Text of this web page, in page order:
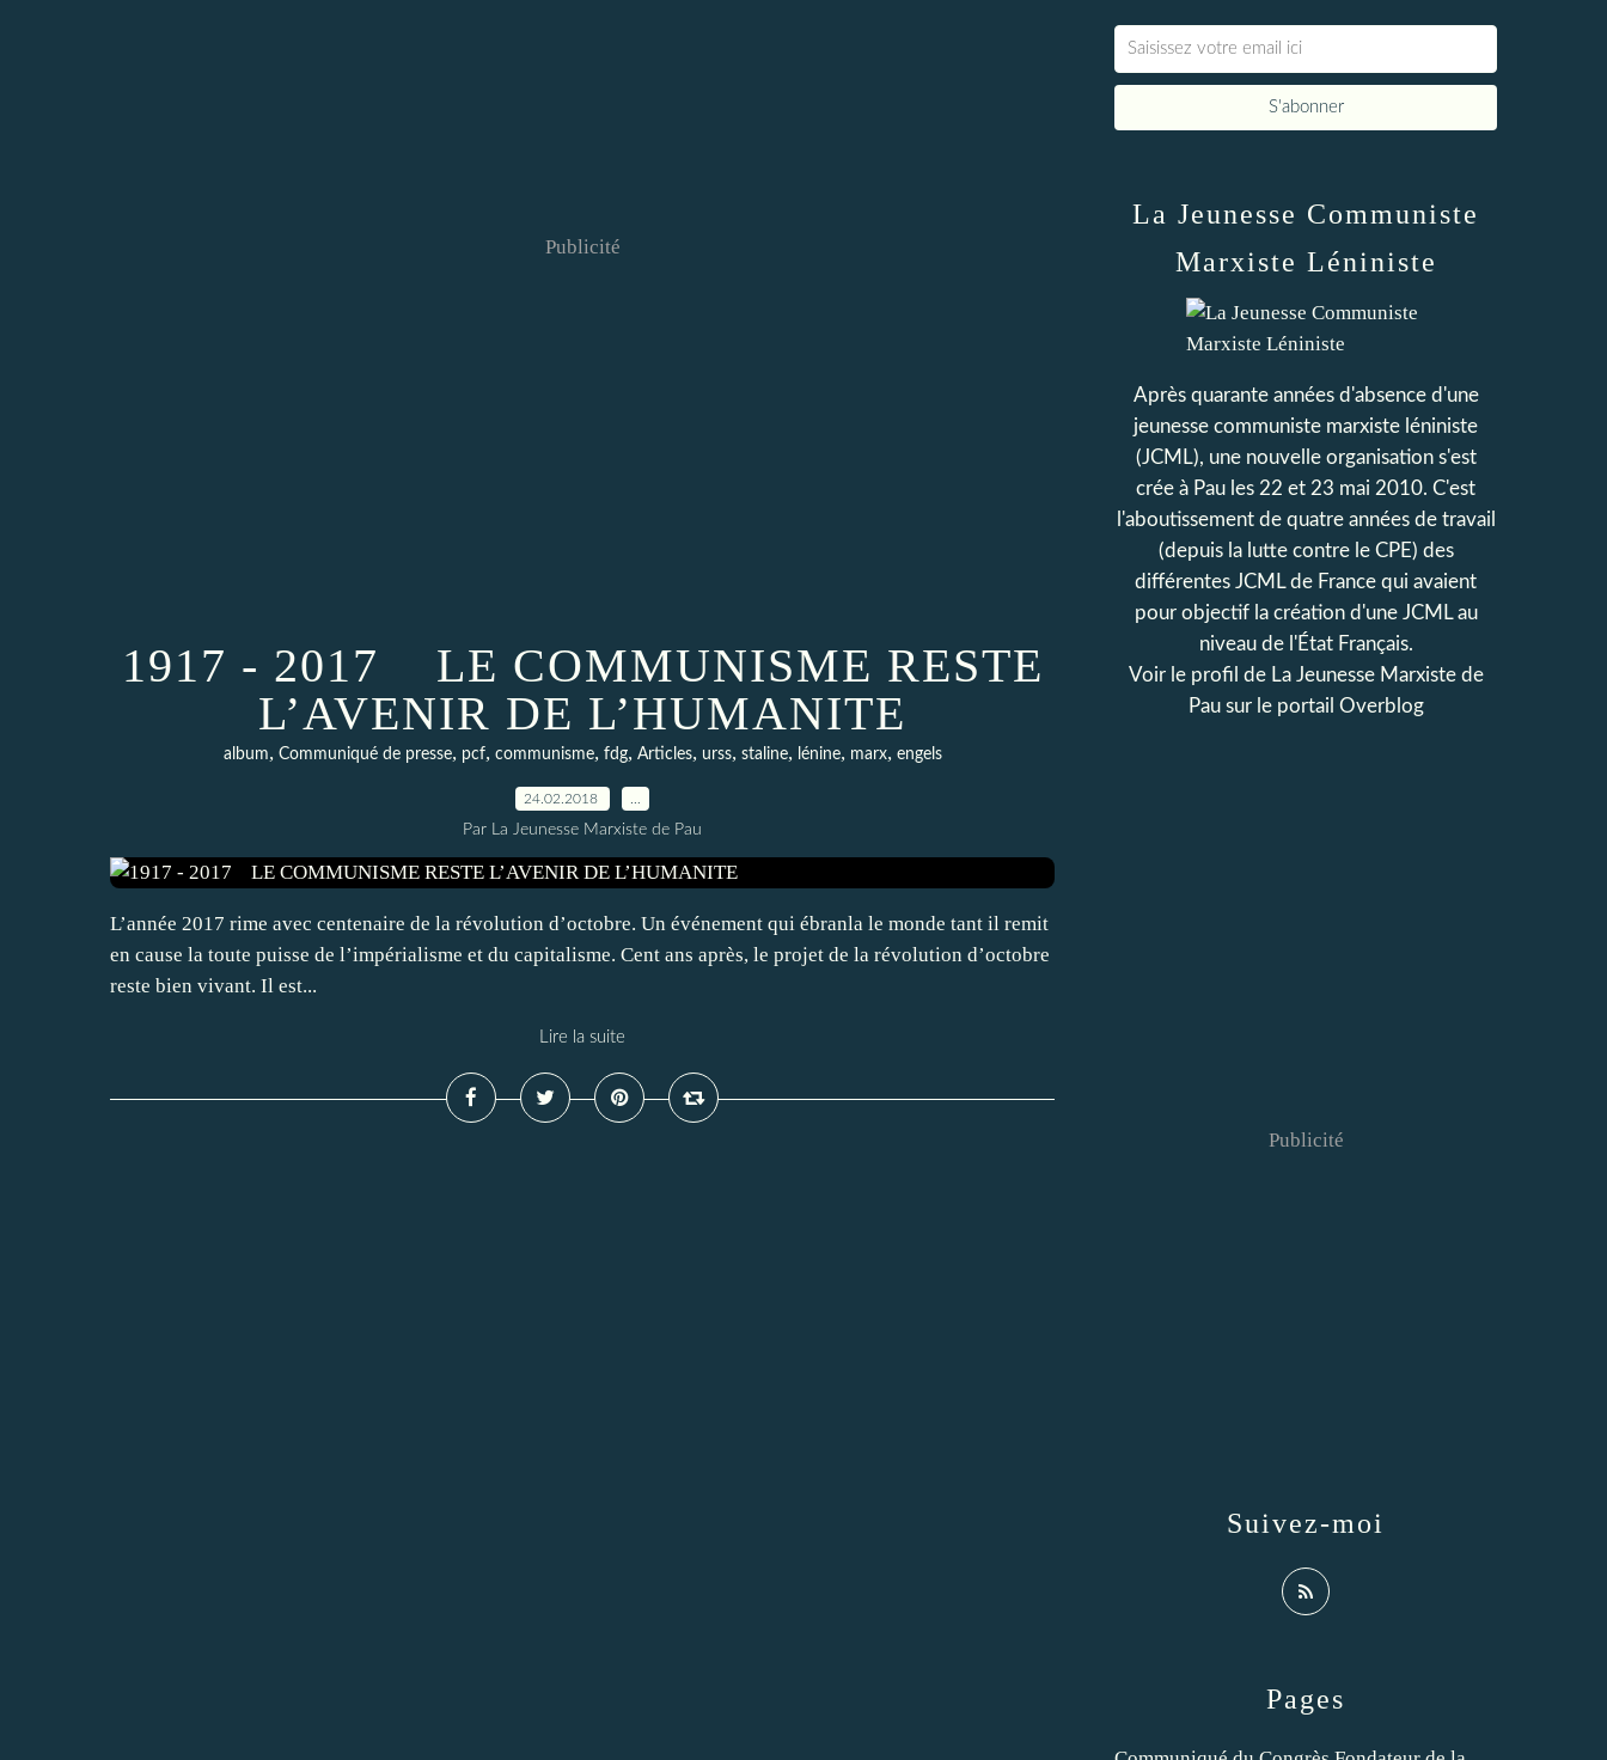
Publicité
1917 - 2017 LE COMMUNISME RESTE
L’AVENIR DE L’HUMANITE
album, Communiqué de presse, pcf, communisme, fdg, Articles, urss, staline, lénine, marx, engels
24.02.2018
Par La Jeunesse Marxiste de Pau
L’année 2017 rime avec centenaire de la révolution d’octobre. Un événement qui ébranla le monde tant il remit
en cause la toute puisse de l’impérialisme et du capitalisme. Cent ans après, le projet de la révolution d’octobre
reste bien vivant. Il est...
Lire la suite
Pages
La Jeunesse Communiste
Marxiste Léniniste
Après quarante années d'absence d'une
jeunesse communiste marxiste léniniste
(JCML), une nouvelle organisation s'est
crée à Pau les 22 et 23 mai 2010. C'est
l'aboutissement de quatre années de travail
(depuis la lutte contre le CPE) des
différentes JCML de France qui avaient
pour objectif la création d'une JCML au
niveau de l'État Français.
Voir le profil de La Jeunesse Marxiste de
Pausur le portail Overblog
Suivez-moi
Publicité